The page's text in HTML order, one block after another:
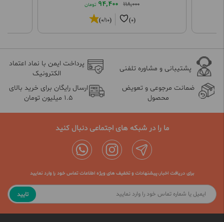
118,000
94,400 تومان
(0)
(0/10)
پشتیبانی و مشاوره تلفنی
پرداخت ایمن با نماد اعتماد
الکترونیک
ضمانت مرجوعی و تعویض
محصول
ارسال رایگان برای خرید بالای
1.5 میلیون تومان
ما را در شبکه های اجتماعی دنبال کنید
برای دریافت اخبار،پیشنهادات و تخفیف های ویژه اطلاعات تماس خود را وارد نمایید
تایید